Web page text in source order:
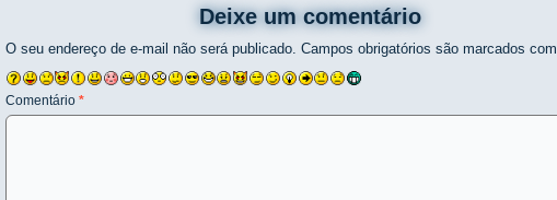
Deixe um comentário
O seu endereço de e-mail não será publicado. Campos obrigatórios são marcados com
Comentário *